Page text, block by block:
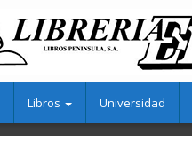
Libros Universidad